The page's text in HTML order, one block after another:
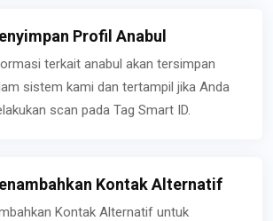
Profil Anabul
terkait anabul akan tersimpan
sistem kami dan tertampil jika Anda
scan pada Tag Smart ID.
Kontak Alternatif
Kontak Alternatif untuk